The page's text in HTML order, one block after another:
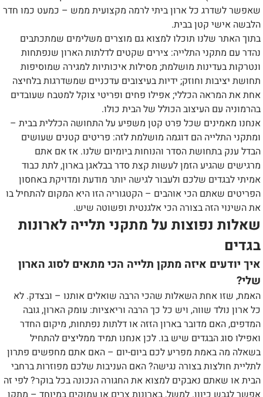
שאפשר לשדרג כל ארון ביתי לרמה מקצועית ממש – כמעט כמו חדר
הלבשה אישי קטן בבית.
בתוך האתר שלנו תוכלו למצוא גם מוצרים משלימים שמתכתבים
נהדר עם מתקני התלייה: צירים שקטים לדלתות הארון שנפתחות
ונטרקות בעדינות מושלמת; מסילות איכותיות למגירה שמוסיפות
תחושת יציבות וחוזק; ידיות בעיצובים עדכניים שמשדרגות בלחיצה
אחת את המראה הכללי; אפילו פחים ופריטי צוקל למטבח שעובדים
בהרמוניה עם העיצוב הכולל של הבית כולו.
אנחנו מאמינים שכל פרט קטן משפיע על התחושה הכללית בבית –
ומתקני התלייה הם דוגמה מושלמת לזה: פריטים קטנים שעושים
הבדל ענק בתחושת הסדר והנוחות ביומיום שלנו. אז אם אתם
מרגישים שהגיע הזמן לעשות קצת סדר בבלאגן בארון, לתת כבוד
אמיתי לבגדים שלכם ולעבור לגישה יותר מודעת ומדויקת באחסון
הפריטים שאתם הכי אוהבים – הקטגוריה הזו היא המקום להתחיל בו
את השינוי הזה בצורה הכי אלגנטית ופשוטה שיש.
שאלות נפוצות על מתקני תלייה לארונות
בגדים
איך יודעים איזה מתקן תלייה הכי מתאים לסוג הארון
שלי?
האמת, שזו אחת השאלות שהכי הרבה שואלים אותנו – ובצדק. לא
כל ארון נולד שווה, ויש כל כך הרבה וריאציות: עומק הארון, גובה
המדפים, האם מדובר בארון הזזה או דלתות נפתחות, מיקום החדר
ואפילו סוג הבגדים שיש בו. לכן אנחנו תמיד ממליצים להתחיל
בשאלה מה באמת מפריע לכם ביום-יום – האם אתם מחפשים פתרון
לתליית חולצות בצורה נגישה? האם העניבות שלכם מפוזרות ברחבי
הבית או שאתם נאבקים למצוא את החגורה הנכונה בכל בוקר? לפי זה